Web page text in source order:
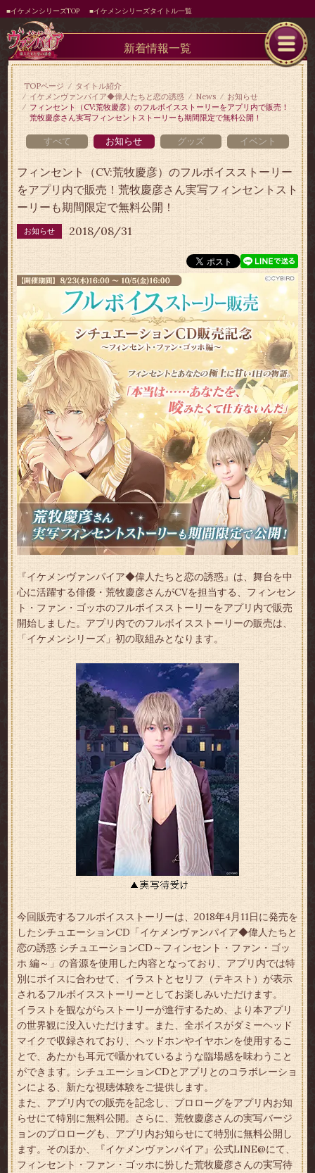
■イケメンシリーズTOP ■イケメンシリーズタイトル一覧
新着情報一覧
TOPページ
タイトル紹介
イケメンヴァンパイア◆偉人たちと恋の誘惑
News
お知らせ
フィンセント（CV:荒牧慶彦）のフルボイスストーリーをアプリ内で販売！
荒牧慶彦さん実写フィンセントストーリーも期間限定で無料公開！
すべて お知らせ グッズ イベント
フィンセント（CV:荒牧慶彦）のフルボイスストーリー
をアプリ内で販売！荒牧慶彦さん実写フィンセントスト
ーリーも期間限定で無料公開！
お知らせ 2018/08/31
『イケメンヴァンパイア◆偉人たちと恋の誘惑』は、舞台を中
心に活躍する俳優・荒牧慶彦さんがCVを担当する、フィンセン
ト・ファン・ゴッホのフルボイスストーリーをアプリ内で販売
開始しました。アプリ内でのフルボイスストーリーの販売は、
「イケメンシリーズ」初の取組みとなります。
今回販売するフルボイスストーリーは、2018年4月11日に発売を
したシチュエーションCD「イケメンヴァンパイア◆偉人たちと
恋の誘惑 シチュエーションCD～フィンセント・ファン・ゴッ
ホ 編～」の音源を使用した内容となっており、アプリ内では特
別にボイスに合わせて、イラストとセリフ（テキスト）が表示
されるフルボイスストーリーとしてお楽しみいただけます。
イラストを観ながらストーリーが進行するため、より本アプリ
の世界観に没入いただけます。また、全ボイスがダミーヘッド
マイクで収録されており、ヘッドホンやイヤホンを使用するこ
とで、あたかも耳元で囁かれているような臨場感を味わうこと
ができます。シチュエーションCDとアプリとのコラボレーショ
ンによる、新たな視聴体験をご提供します。
また、アプリ内での販売を記念し、プロローグをアプリ内お知
らせにて特別に無料公開。さらに、荒牧慶彦さんの実写バージ
ョンのプロローグも、アプリ内お知らせにて特別に無料公開し
ます。そのほか、『イケメンヴァンパイア』公式LINE@にて、
フィンセント・ファン・ゴッホに扮した荒牧慶彦さんの実写待